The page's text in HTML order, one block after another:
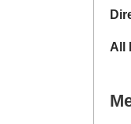
All